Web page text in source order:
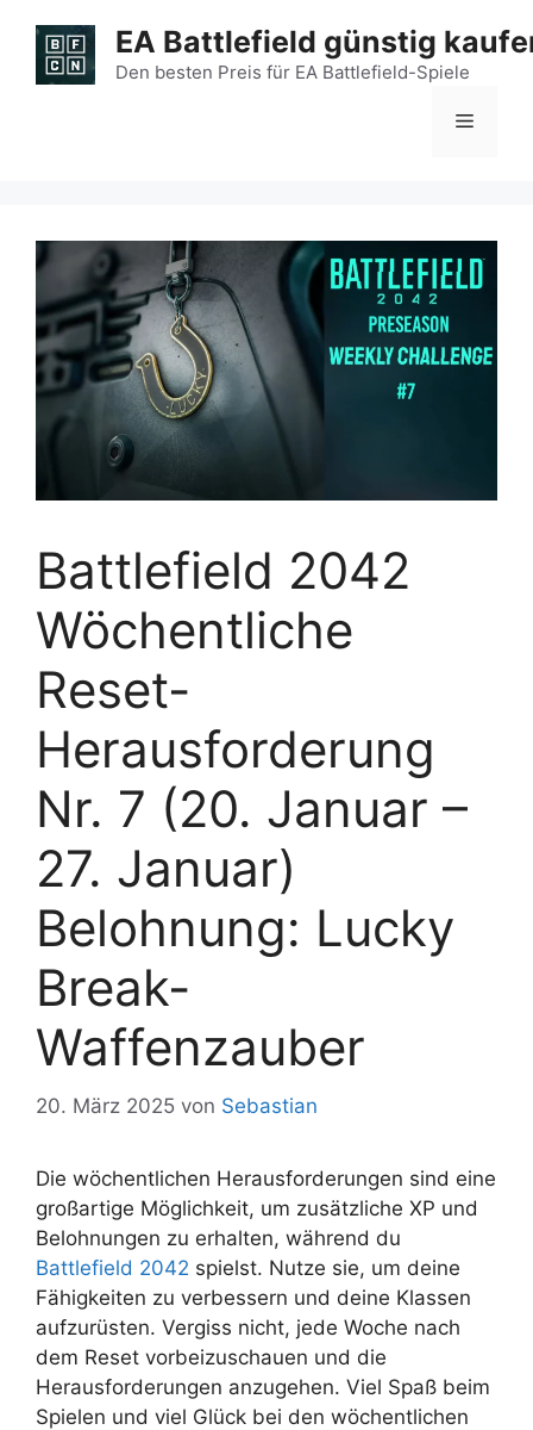
Inhalt
springen
EA Battlefield günstig
Den besten Preis für EA Battlefield-Spiele
Menü
Battlefield 2042
Wöchentliche
Reset-
Herausforderung
Nr. 7 (20. Januar –
27. Januar)
Belohnung: Lucky
Break-
Waffenzauber
20. März 2025 von Sebastian
Die wöchentlichen Herausforderungen sind eine
großartige Möglichkeit, um zusätzliche XP und
Belohnungen zu erhalten, während du
Battlefield 2042 spielst. Nutze sie, um deine
Fähigkeiten zu verbessern und deine Klassen
aufzurüsten. Vergiss nicht, jede Woche nach
dem Reset vorbeizuschauen und die
Herausforderungen anzugehen. Viel Spaß beim
Spielen und viel Glück bei den wöchentlichen